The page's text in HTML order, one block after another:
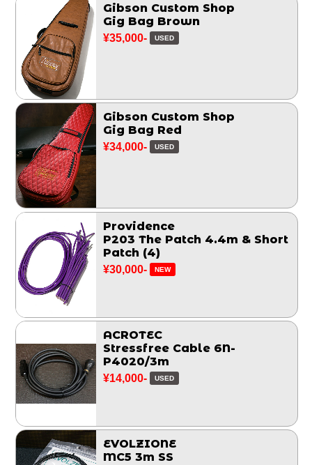
Gibson Custom Shop
Gig Bag Brown
¥35,000- USED
Gibson Custom Shop
Gig Bag Red
¥34,000- USED
Providence
P203 The Patch 4.4m & Short
Patch (4)
¥30,000- NEW
ACROTEC
Stressfree Cable 6N-
P4020/3m
¥14,000- USED
EVOLZIONE
MC5 3m SS